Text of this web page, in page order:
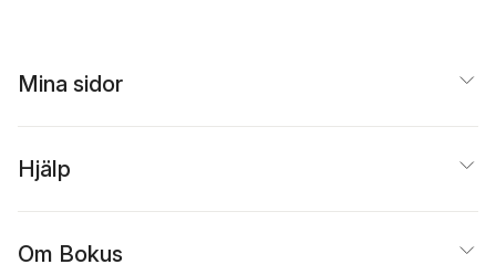
Mina sidor
Hjälp
Om Bokus